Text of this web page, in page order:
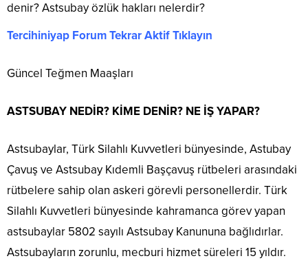
denir? Astsubay özlük hakları nelerdir?
Tercihiniyap Forum Tekrar Aktif Tıklayın
Güncel Teğmen Maaşları
ASTSUBAY NEDİR? KİME DENİR? NE İŞ YAPAR?
Astsubaylar, Türk Silahlı Kuvvetleri bünyesinde, Astubay
Çavuş ve Astsubay Kıdemli Başçavuş rütbeleri arasındaki
rütbelere sahip olan askeri görevli personellerdir. Türk
Silahlı Kuvvetleri bünyesinde kahramanca görev yapan
astsubaylar 5802 sayılı Astsubay Kanununa bağlıdırlar.
Astsubayların zorunlu, mecburi hizmet süreleri 15 yıldır.